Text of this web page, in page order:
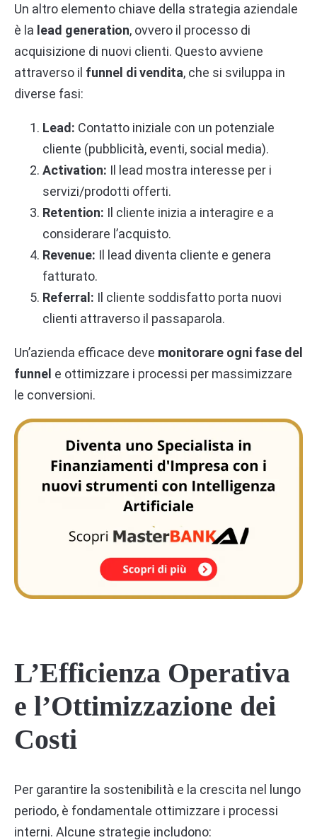
Un altro elemento chiave della strategia aziendale
è la lead generation, ovvero il processo di
acquisizione di nuovi clienti. Questo avviene
attraverso il funnel di vendita, che si sviluppa in
diverse fasi:
Lead: Contatto iniziale con un potenziale
cliente (pubblicità, eventi, social media).
Activation: Il lead mostra interesse per i
servizi/prodotti offerti.
Retention: Il cliente inizia a interagire e a
considerare l’acquisto.
Revenue: Il lead diventa cliente e genera
fatturato.
Referral: Il cliente soddisfatto porta nuovi
clienti attraverso il passaparola.
Un’azienda efficace deve monitorare ogni fase del
funnel e ottimizzare i processi per massimizzare
le conversioni.
L’Efficienza Operativa
e l’Ottimizzazione dei
Costi
Per garantire la sostenibilità e la crescita nel lungo
periodo, è fondamentale ottimizzare i processi
interni. Alcune strategie includono: